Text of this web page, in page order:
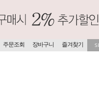
주문조회 장바구니 즐겨찾기